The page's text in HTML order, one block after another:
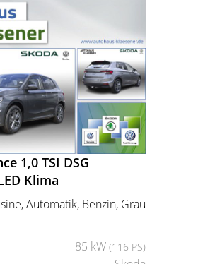
1,0 TSI DSG
Klima
Automatik, Benzin, Grau
85 kW (116 PS)